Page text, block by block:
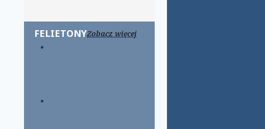
FELIETONYZobacz więcej